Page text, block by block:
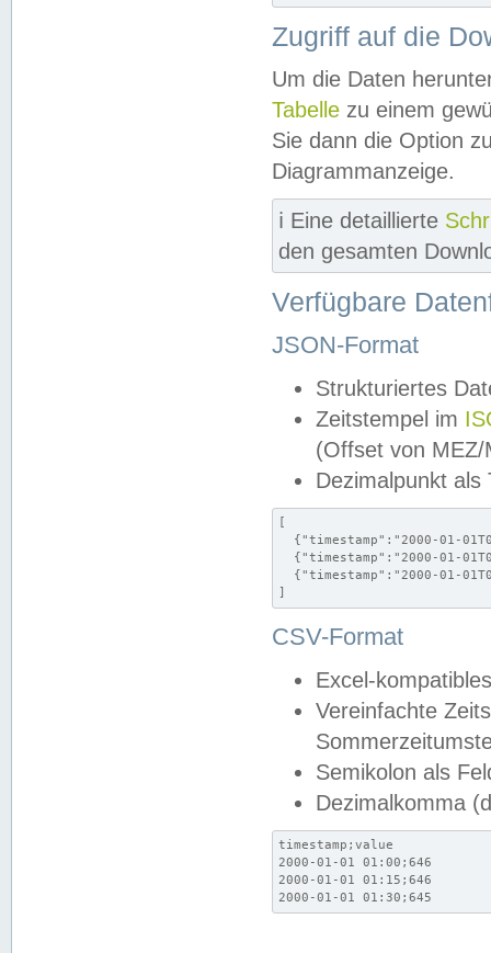
Zugriff auf die
Um die Daten
Tabelle zu einem
Sie dann die Option
Diagrammanzeige.
ℹ️ Eine detaillierte
den gesamten
Verfügbare
JSON-Format
Strukturiertes
Zeitstempel im
(Offset von MEZ/
Dezimalpunkt als
[
{"timestamp":"2000-01-
{"timestamp":"2000-01-
{"timestamp":"2000-01-
]
CSV-Format
Excel-
Vereinfachte
Semikolon als
Dezimalkomma
timestamp;value
2000-01-01 01:00;646
2000-01-01 01:15;646
2000-01-01 01:30;645